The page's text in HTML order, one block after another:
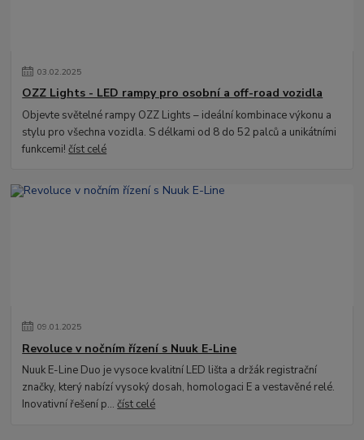
03.02.2025
OZZ Lights - LED rampy pro osobní a off-road vozidla
Objevte světelné rampy OZZ Lights – ideální kombinace výkonu a
stylu pro všechna vozidla. S délkami od 8 do 52 palců a unikátními
funkcemi!číst celé
09.01.2025
Revoluce v nočním řízení s Nuuk E-Line
Nuuk E-Line Duo je vysoce kvalitní LED lišta a držák registrační
značky, který nabízí vysoký dosah, homologaci E a vestavěné relé.
Inovativní řešení p...číst celé